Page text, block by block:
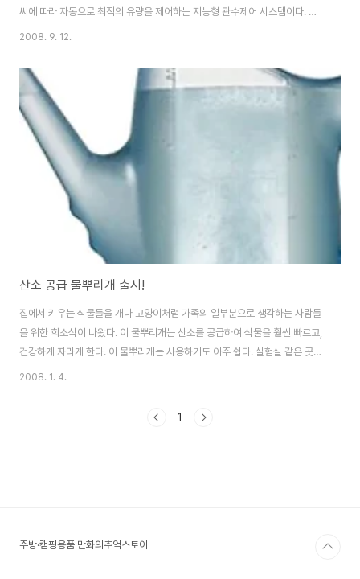
씨에 따라 자동으로 최적의 유량을 제어하는 지능형 관수제어 시스템이다. 아
쿠아리어스는 친환경적인 태양열에너지로 작동하며, 원거리 제어가 가능하다.
수 있다. 세계의 물 자원 대다수가 농업관개용으로 사용된다는 점에서 지능형
관수제어 시스템인 아쿠아리어스는 최적화되고, 효율적인 관개 수단으로 물 낭
비를 막아 자원 절약에도 기여할 것이다. 야외용 전문기기인 아쿠아리어스는
기술과 기능 못지않은 세련된 디자인으로 시각적인 즐거움도 함께 살렸다. 출
처http://www.ay..
2008. 9. 12.
산소 공급 물뿌리개 출시!
집에서 키우는 식물들을 개나 고양이처럼 가족의 일부분으로 생각하는 사람들
을 위한 희소식이 나왔다. 이 물뿌리개는 산소를 공급하여 식물을 훨씬 빠르고,
건강하게 자라게 한다. 이 물뿌리개는 사용하기도 아주 쉽다. 실험실 같은 곳에
가야 할 필요도 없다. 그냥 일반 수돗물을 넣고 전기 콘센트에 4분 동안만 연결
2008. 1. 4.
1
주방·캠핑용품 만화의추억스토어